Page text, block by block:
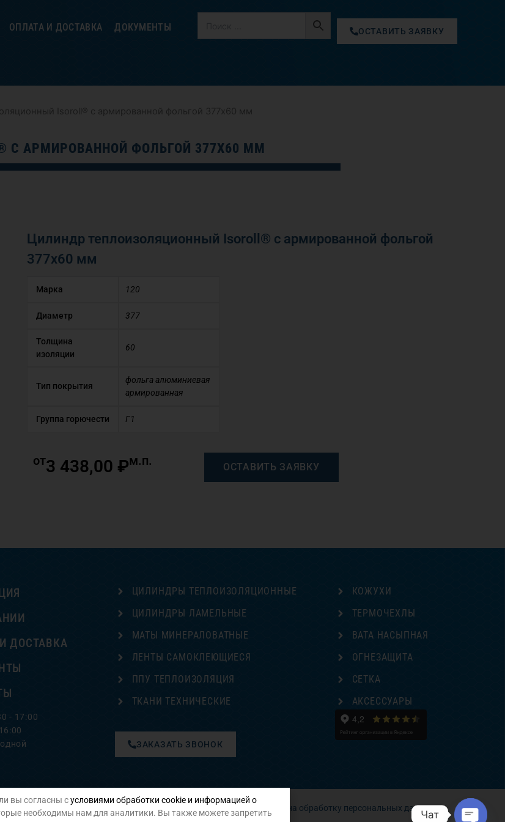
ОПЛАТА И ДОСТАВКА ДОКУМЕНТЫ ОСТАВИТЬ ЗАЯВКУ
Isoroll® с армированной фольгой 377х60 мм
С АРМИРОВАННОЙ ФОЛЬГОЙ 377Х60 ММ
Цилиндр теплоизоляционный Isoroll® с армированной фольгой
377х60 мм
Марка 120
Диаметр 377
Толщина
изоляции
60
Тип покрытия
фольга алюминиевая
армированная
Группа горючести Г1
от3 438,00 ₽м.п. ОСТАВИТЬ ЗАЯВКУ
ДОСТАВКА
- 17:00
ЦИЛИНДРЫ ТЕПЛОИЗОЛЯЦИОННЫЕ
ЦИЛИНДРЫ ЛАМЕЛЬНЫЕ
МАТЫ МИНЕРАЛОВАТНЫЕ
ЛЕНТЫ САМОКЛЕЮЩИЕСЯ
ППУ ТЕПЛОИЗОЛЯЦИЯ
ТКАНИ ТЕХНИЧЕСКИЕ
ЗАКАЗАТЬ ЗВОНОК
КОЖУХИ
ТЕРМОЧЕХЛЫ
ВАТА НАСЫПНАЯ
ОГНЕЗАЩИТА
СЕТКА
АКСЕССУАРЫ
Политика конфиденциальности Согласие на обработку персональных данных
вы согласны сусловиями обработки cookie и информацией о
необходимы нам для аналитики. Вы также можете запретить
Чат